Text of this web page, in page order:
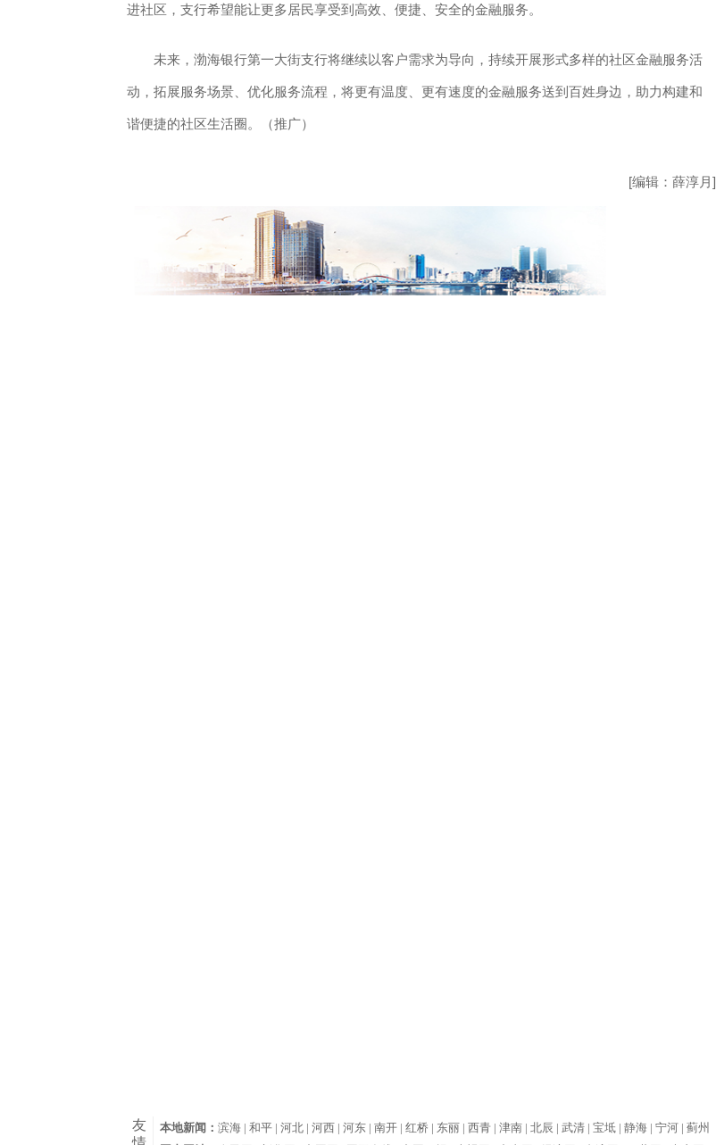
进社区，支行希望能让更多居民享受到高效、便捷、安全的金融服务。
未来，渤海银行第一大街支行将继续以客户需求为导向，持续开展形式多样的社区金融服务活
动，拓展服务场景、优化服务流程，将更有温度、更有速度的金融服务送到百姓身边，助力构建和
谐便捷的社区生活圈。（推广）
[编辑：薛淳月]
友
本地新闻： 滨海 |和平 |河北 |河西 |河东 |南开 |红桥 | 东丽 |西青 |津南 |北辰 |武清 |宝坻 |静海 |宁河 |蓟州